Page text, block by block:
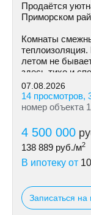
Продаётся
Приморском
Комнаты
летом не
здесь тихо и
07.08.2026
14 просмотров,
номер объекта
4 500 000
138 889 руб./м2
В ипотеку от
Записаться на